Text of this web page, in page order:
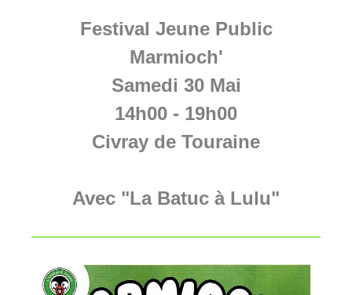
Festival Jeune Public
Marmioch'
Samedi 30 Mai
14h00 - 19h00
Civray de Touraine
Avec "La Batuc à Lulu"